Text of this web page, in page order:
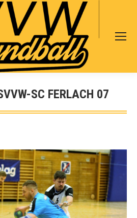
Search:
SC FERLACH 07
Sie befinden sich hier: